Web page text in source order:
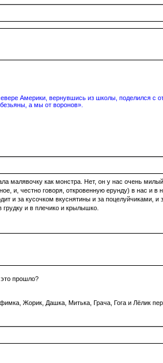
Америки, вернувшись из школы, поделился с
а мы от воронов».
малявочку как монстра. Нет, он у нас очень
и, честно говоря, откровенную ерунду) в нас и
и за кусочком вкуснятины и за
и в плечико и крылышко.
прошло?
Жорик, Дашка, Митька, Грача, Гога и Лёлик